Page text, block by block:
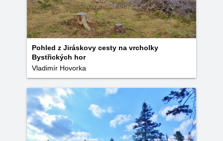
Pohled z Jiráskovy cesty na vrcholky
Bystřických hor
Vladimír Hovorka